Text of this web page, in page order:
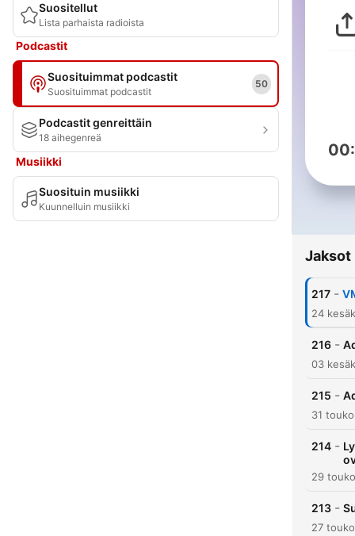
Suositellut
Lista parhaista radioista
Podcastit
Suosituimmat podcastit
Suosituimmat podcastit
50
Podcastit genreittäin
18 aihegenreä
Musiikki
Suosituin musiikki
Kuunnelluin musiikki
Jaksot
217 -
24
216 -
03
215 -
31
214 -
29
213 -
27